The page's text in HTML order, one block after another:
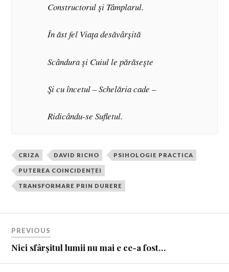
Constructorul şi Tâmplarul.
În ăst fel Viaţa desăvârşită
Scândura şi Cuiul le părăseşte
Şi cu încetul – Schelăria cade –
Ridicându-se Sufletul.
CRIZA DAVID RICHO PSIHOLOGIE PRACTICA
PUTEREA COINCIDENȚEI
TRANSFORMARE PRIN DURERE
PREVIOUS
Nici sfârșitul lumii nu mai e ce-a fost…